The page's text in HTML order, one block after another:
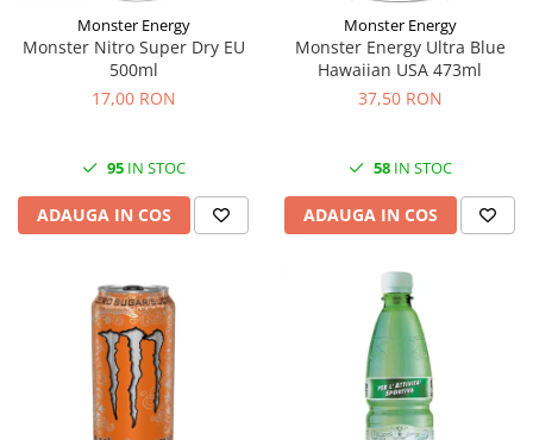
Monster Energy
Monster Nitro Super Dry EU
500ml
17,00 RON
95IN STOC
ADAUGA IN COS
Monster Energy
Monster Energy Ultra Blue
Hawaiian USA 473ml
37,50 RON
58IN STOC
ADAUGA IN COS